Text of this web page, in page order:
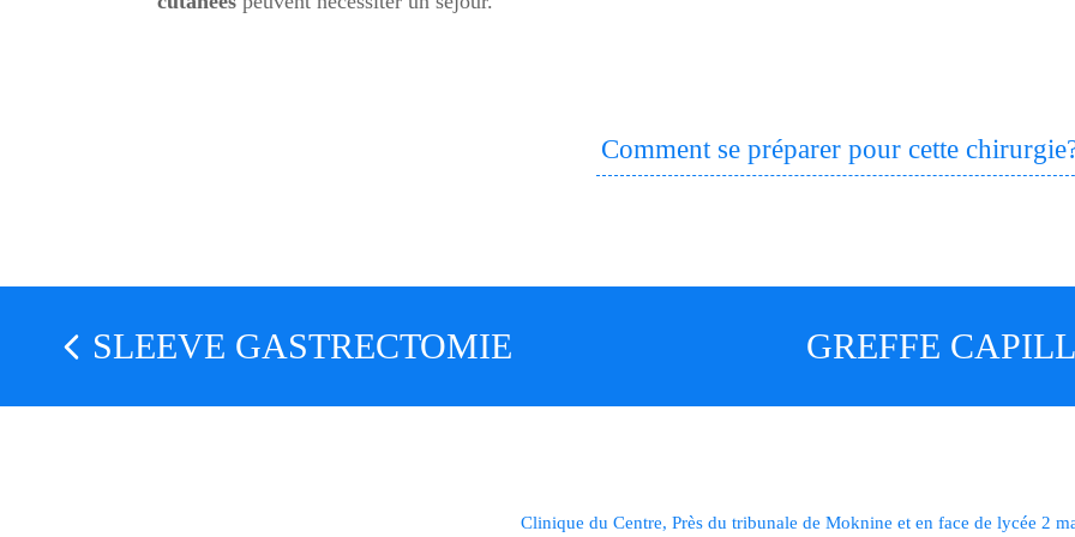
Comment se préparer pour cette
SLEEVE GASTRECTOMIE GREFFE
Clinique du Centre, Près du tribunale de Moknine et en face de lycée 2